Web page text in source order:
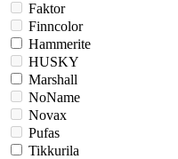
Faktor
Finncolor
Hammerite
HUSKY
Marshall
NoName
Novax
Pufas
Tikkurila